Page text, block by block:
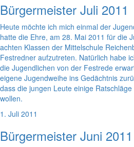
Bürgermeister Juli 2011
Heute möchte ich mich einmal der
hatte die Ehre, am 28. Mai 2011 für die
achten Klassen der Mittelschule
Festredner aufzutreten. Natürlich habe
die Jugendlichen von der Festrede
eigene Jugendweihe ins Gedächtnis
dass die jungen Leute einige
wollen.
1. Juli 2011
Bürgermeister Juni 2011